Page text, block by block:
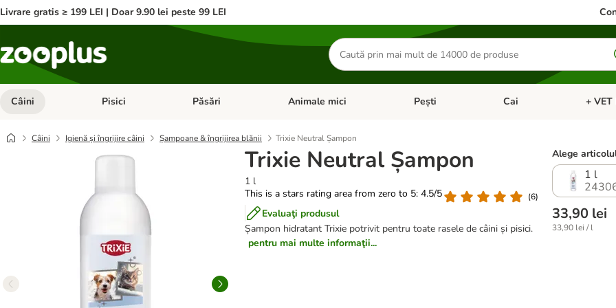
Livrare gratis ≥ 199 LEI | Doar 9.90 lei peste 99 LEI
Căutare
produse
Câini Deschideți meniul cu categorii: Câini
Pisici Deschideți meniul cu categorii: Pisici
Păsări Deschideți meniul cu categorii: Păsări
Animale mici Deschideți meniul cu categorii: Animale mici
Pești Deschideți meniul cu
Cai +
Câini Igienă și îngrijire câini Șampoane & îngrijirea blănii Trixie Neutral Șampon
Trixie Neutral Șampon
1 l
This is a stars rating area from zero to 5: 4.5/5
(6)
Evaluaţi produsul
Șampon hidratant Trixie potrivit pentru toate rasele de câini și pisici.
pentru mai multe informaţii...
Alege
1 l
33,90 lei
33,90 lei / l